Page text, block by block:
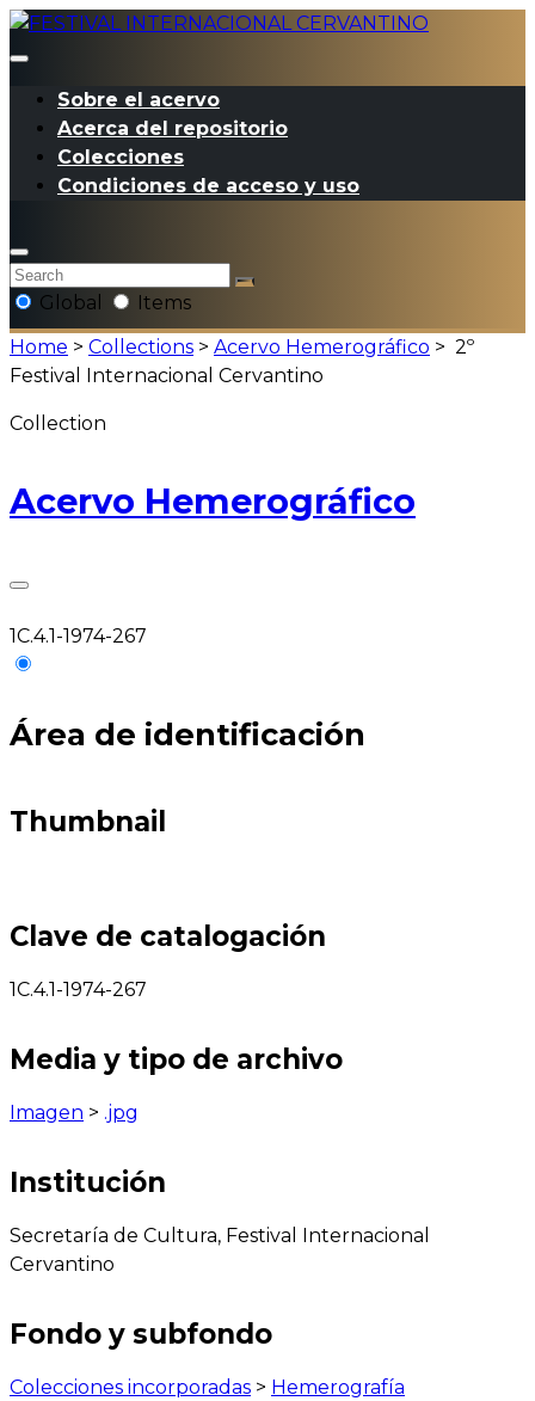
Sobre el acervo
Acerca del repositorio
Colecciones
Condiciones de acceso y uso
Global
Items
Home > Collections > Acervo Hemerográfico > 2º
Festival Internacional Cervantino
Collection
Acervo Hemerográfico
1C.4.1-1974-267
Área de identificación
Thumbnail
Clave de catalogación
1C.4.1-1974-267
Media y tipo de archivo
Imagen > .jpg
Institución
Secretaría de Cultura, Festival Internacional
Cervantino
Fondo y subfondo
Colecciones incorporadas > Hemerografía